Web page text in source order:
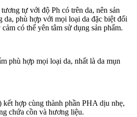
tự với độ Ph có trên da, nên sản
da, phù hợp với mọi loại da đặc biệt đối
có thể yên tâm sử dụng sản phẩm.
phù hợp mọi loại da, nhất là da mụn
kết hợp cùng thành phần PHA dịu nhẹ,
chứa cồn và hương liệu.